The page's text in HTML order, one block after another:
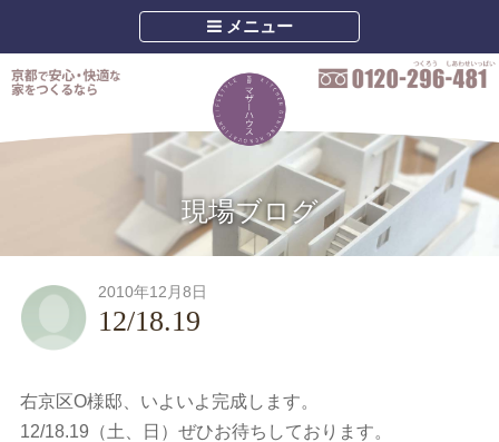
メニュー
現場ブログ
2010年12月8日
12/18.19
右京区O様邸、いよいよ完成します。
12/18.19（土、日）ぜひお待ちしております。